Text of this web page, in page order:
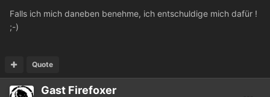
Falls ich mich daneben benehme, ich entschuldige mich dafür !
;-)
Quote
Gast Firefoxer